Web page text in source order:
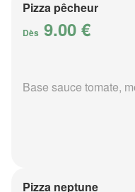
Pizza pêcheur
Dès 9.00 €
Base sauce tomate,
Pizza neptune